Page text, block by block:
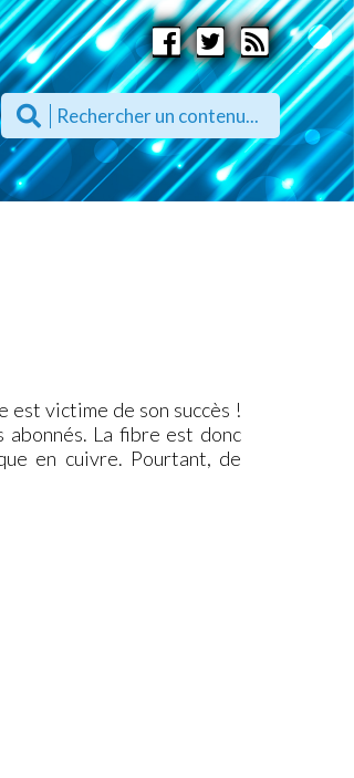
victime de son succès !
La fibre est donc
en cuivre. Pourtant, de